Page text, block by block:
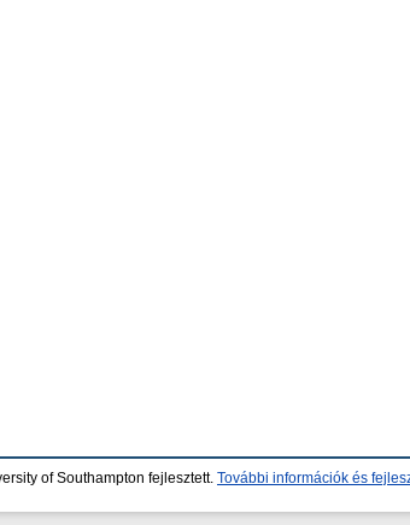
of Southampton fejlesztett. További információk és